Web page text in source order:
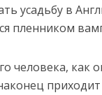
усадьбу в
пленником
как